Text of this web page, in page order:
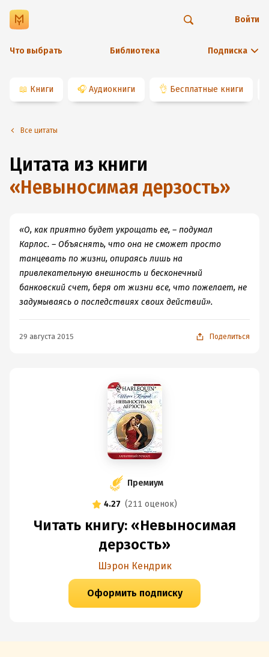
Что выбрать Библиотека Подписка
Войти
📖 Книги 🎧 Аудиокниги 👌 Бесплатные книги
Все цитаты
Цитата из книги
«Невыносимая дерзость»
«О, как приятно будет укрощать ее, – подумал
Карлос. – Объяснять, что она не сможет просто
танцевать по жизни, опираясь лишь на
привлекательную внешность и бесконечный
банковский счет, беря от жизни все, что пожелает, не
задумываясь о последствиях своих действий».
29 августа 2015 Поделиться
Премиум
4.27 (211 оценок)
Читать книгу: «Невыносимая
дерзость»
Шэрон Кендрик
Оформить подписку